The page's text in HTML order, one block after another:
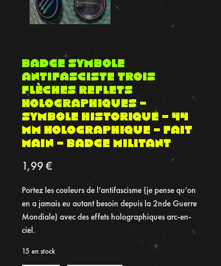
Badge Symbole
Antifasciste Trois
Flèches Reflets
holographiques –
Symbole Historique – 44
mm Holographique – Fait
Main – Badge militant
1,99 €
Portez les couleurs de l’antifascisme (je pense qu’on
en a jamais eu autant besoin depuis la 2nde Guerre
Mondiale) avec des effets holographiques arc-en-
ciel.
15 en stock